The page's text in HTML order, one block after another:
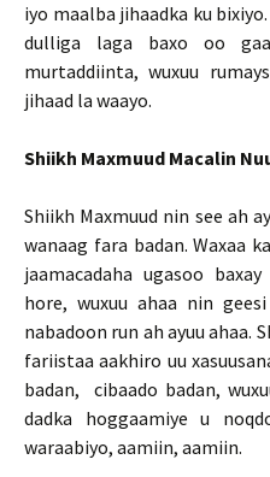
iyo maalba jihaadka ku
dulliga laga baxo oo
murtaddiinta, wuxuu
jihaad la waayo.
Shiikh Maxmuud Macalin
Shiikh Maxmuud nin see ah
wanaag fara badan. Waxaa
jaamacadaha ugasoo
hore, wuxuu ahaa nin
nabadoon run ah ayuu ahaa.
fariistaa aakhiro uu
badan, cibaado badan,
dadka hoggaamiye u
waraabiyo, aamiin, aamiin.